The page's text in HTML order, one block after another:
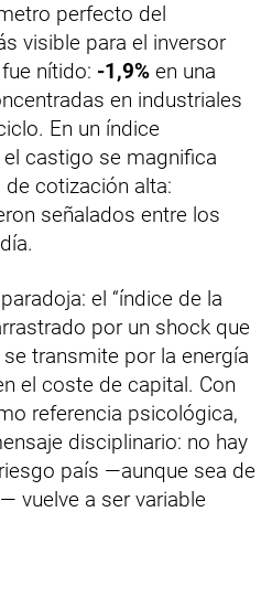
perfecto del
visible para el inversor
nítido: -1,9% en una
en industriales
En un índice
castigo se magnifica
cotización alta:
señalados entre los
el “índice de la
por un shock que
transmite por la energía
el coste de capital. Con
referencia psicológica,
disciplinario: no hay
país —aunque sea de
vuelve a ser variable